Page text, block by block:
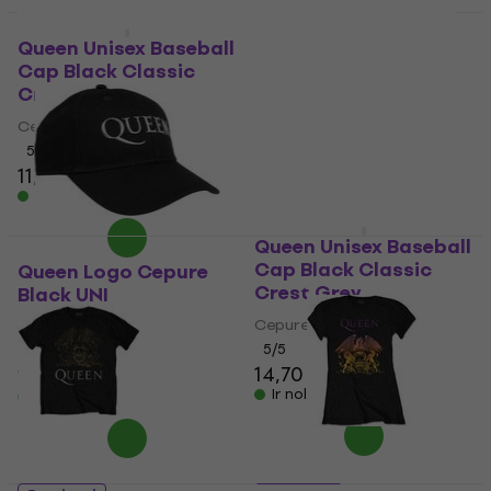
Queen Unisex Baseball
Cap Black Classic
Crest Sand
Cepure ar nagu
5/5
11,20 €
Ir noliktavā
Queen Logo Cepure
Black UNI
Cepure ar nagu
5/5
10,40 €
Queen Unisex Baseball
Cap Black Classic
Crest Grey
Cepure ar nagu
5/5
14,70 €
Ir noliktavā